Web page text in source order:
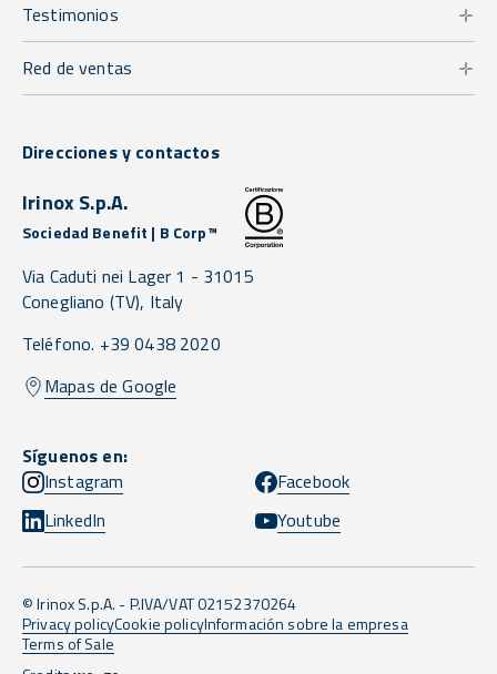
Testimonios
Red de ventas
Direcciones y contactos
Irinox S.p.A.
Sociedad Benefit | B Corp™
Via Caduti nei Lager 1 - 31015
Conegliano (TV), Italy
Teléfono. +39 0438 2020
Mapas de Google
Síguenos en:
Instagram
Facebook
LinkedIn
Youtube
© Irinox S.p.A. - P.IVA/VAT 02152370264
Privacy policyCookie policyInformación sobre la empresa
Terms of Sale